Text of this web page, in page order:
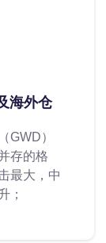
海外仓
GWD）
存的格
最大，中
；